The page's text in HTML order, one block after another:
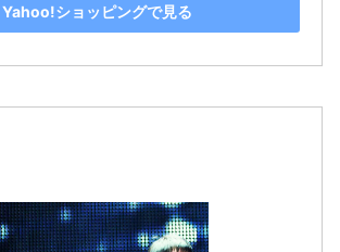
Yahoo!ショッピングで見る